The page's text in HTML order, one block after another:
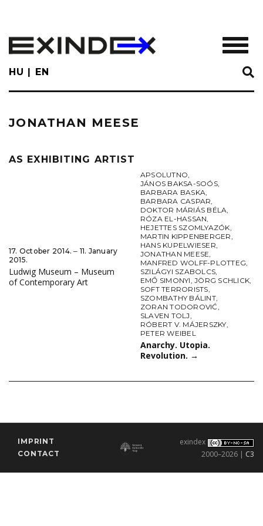
main
content
HU EN
JONATHAN MEESE
AS EXHIBITING ARTIST
17. October 2014. ‒ 11. January
2015.
Ludwig Museum – Museum
of Contemporary Art
APSOLUTNO,
JÁNOS BAKSA-SOÓS,
BARBARA BASKA,
BARBARA CASPAR,
DOKTOR MÁRIÁS BÉLA,
RÓZA EL-HASSAN,
HEJETTES SZOMLYAZÓK,
MARTIN KIPPENBERGER,
HANS KUPELWIESER,
JONATHAN MEESE,
MANFRED WOLFF-PLOTTEG,
SZILÁGYI SZABOLCS,
EMŐ SIMONYI,JÖRG SCHLICK,
SOFT TERRORISTS,
SZOMBATHY BÁLINT,
ZORAN TODOROVIĆ,
SLAVEN TOLJ,
RÓBERT V. MÁJERSZKY,
PETER WEIBEL
Anarchy. Utopia.
Revolution. →
IMPRINT
CONTACT
exindex
2000–2026 | C3